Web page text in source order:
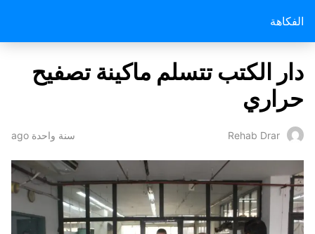
الفكاهة
دار الكتب تتسلم ماكينة تصفيح
حراري
Rehab Drar سنة واحدة ago